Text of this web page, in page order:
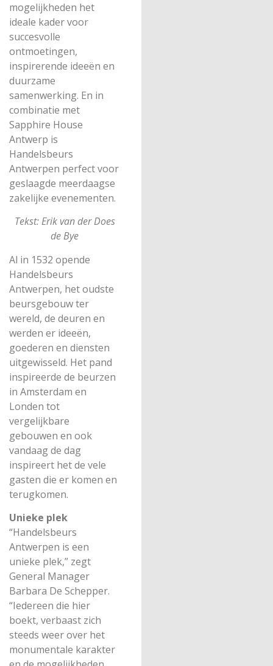
mogelijkheden het
ideale kader voor
succesvolle
ontmoetingen,
inspirerende ideeën en
duurzame
samenwerking. En in
combinatie met
Sapphire House
Antwerp is
Handelsbeurs
Antwerpen perfect voor
geslaagde meerdaagse
zakelijke evenementen.
Tekst: Erik van der Does
de Bye
Al in 1532 opende
Handelsbeurs
Antwerpen, het oudste
beursgebouw ter
wereld, de deuren en
werden er ideeën,
goederen en diensten
uitgewisseld. Het pand
inspireerde de beurzen
in Amsterdam en
Londen tot
vergelijkbare
gebouwen en ook
vandaag de dag
inspireert het de vele
gasten die er komen en
terugkomen.
Unieke plek
“Handelsbeurs
Antwerpen is een
unieke plek,” zegt
General Manager
Barbara De Schepper.
“Iedereen die hier
boekt, verbaast zich
steeds weer over het
monumentale karakter